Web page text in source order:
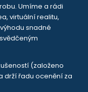
Umíme a rádi
virtuální realitu,
snadné
(založeno
drží řadu ocenění za